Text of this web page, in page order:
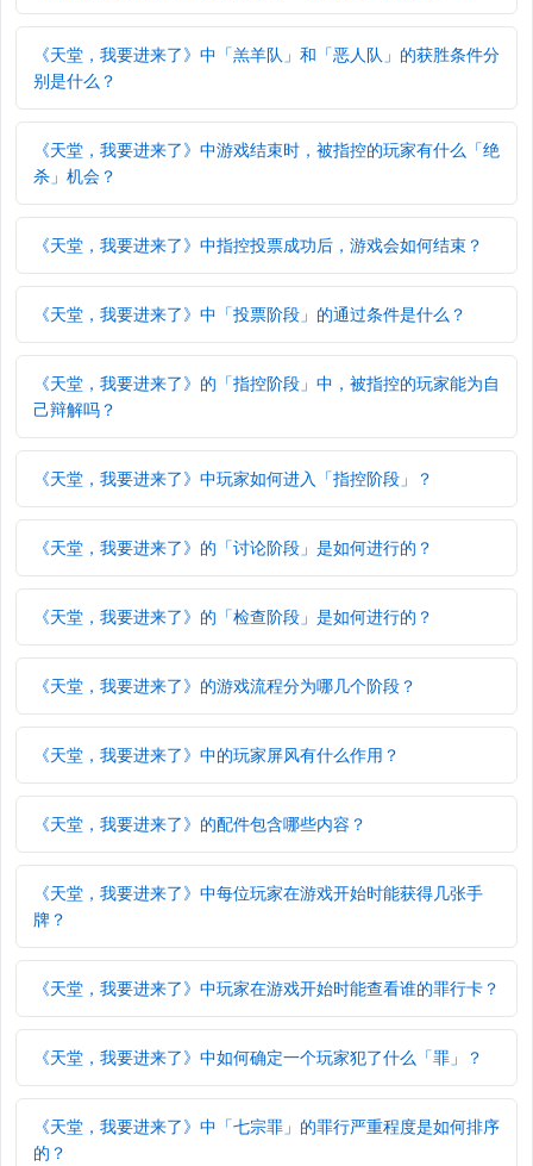
《天堂，我要进来了》中「羔羊队」和「恶人队」的获胜条件分
别是什么？
《天堂，我要进来了》中游戏结束时，被指控的玩家有什么「绝
杀」机会？
《天堂，我要进来了》中指控投票成功后，游戏会如何结束？
《天堂，我要进来了》中「投票阶段」的通过条件是什么？
《天堂，我要进来了》的「指控阶段」中，被指控的玩家能为自
己辩解吗？
《天堂，我要进来了》中玩家如何进入「指控阶段」？
《天堂，我要进来了》的「讨论阶段」是如何进行的？
《天堂，我要进来了》的「检查阶段」是如何进行的？
《天堂，我要进来了》的游戏流程分为哪几个阶段？
《天堂，我要进来了》中的玩家屏风有什么作用？
《天堂，我要进来了》的配件包含哪些内容？
《天堂，我要进来了》中每位玩家在游戏开始时能获得几张手
牌？
《天堂，我要进来了》中玩家在游戏开始时能查看谁的罪行卡？
《天堂，我要进来了》中如何确定一个玩家犯了什么「罪」？
《天堂，我要进来了》中「七宗罪」的罪行严重程度是如何排序
的？